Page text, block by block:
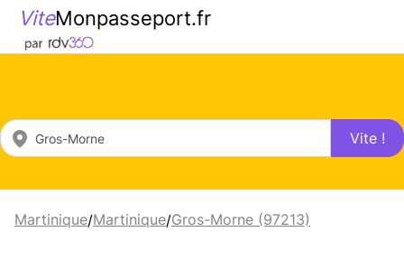
ViteMonpasseport.fr
Vite !
Martinique/Martinique/Gros-Morne (97213)